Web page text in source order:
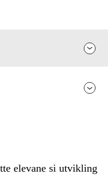
elevane si utvikling